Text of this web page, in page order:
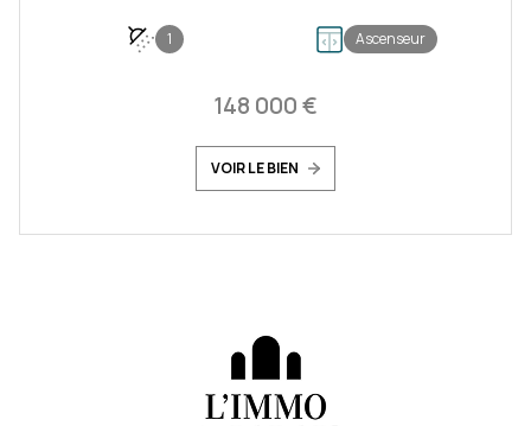
1 Ascenseur
148 000 €
VOIR LE BIEN